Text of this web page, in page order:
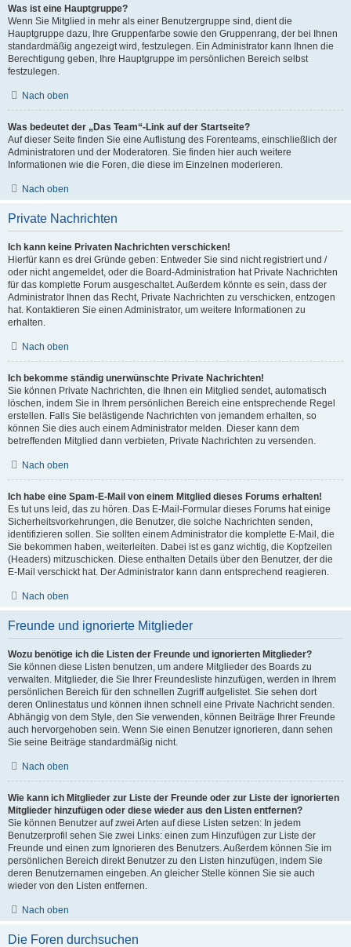
Was ist eine Hauptgruppe?
Wenn Sie Mitglied in mehr als einer Benutzergruppe sind, dient die
Hauptgruppe dazu, Ihre Gruppenfarbe sowie den Gruppenrang, der bei Ihnen
standardmäßig angezeigt wird, festzulegen. Ein Administrator kann Ihnen die
Berechtigung geben, Ihre Hauptgruppe im persönlichen Bereich selbst
festzulegen.
Nach oben
Was bedeutet der „Das Team“-Link auf der Startseite?
Auf dieser Seite finden Sie eine Auflistung des Forenteams, einschließlich der
Administratoren und der Moderatoren. Sie finden hier auch weitere
Informationen wie die Foren, die diese im Einzelnen moderieren.
Nach oben
Private Nachrichten
Ich kann keine Privaten Nachrichten verschicken!
Hierfür kann es drei Gründe geben: Entweder Sie sind nicht registriert und /
oder nicht angemeldet, oder die Board-Administration hat Private Nachrichten
für das komplette Forum ausgeschaltet. Außerdem könnte es sein, dass der
Administrator Ihnen das Recht, Private Nachrichten zu verschicken, entzogen
hat. Kontaktieren Sie einen Administrator, um weitere Informationen zu
erhalten.
Nach oben
Ich bekomme ständig unerwünschte Private Nachrichten!
Sie können Private Nachrichten, die Ihnen ein Mitglied sendet, automatisch
löschen, indem Sie in Ihrem persönlichen Bereich eine entsprechende Regel
erstellen. Falls Sie belästigende Nachrichten von jemandem erhalten, so
können Sie dies auch einem Administrator melden. Dieser kann dem
betreffenden Mitglied dann verbieten, Private Nachrichten zu versenden.
Nach oben
Ich habe eine Spam-E-Mail von einem Mitglied dieses Forums erhalten!
Es tut uns leid, das zu hören. Das E-Mail-Formular dieses Forums hat einige
Sicherheitsvorkehrungen, die Benutzer, die solche Nachrichten senden,
identifizieren sollen. Sie sollten einem Administrator die komplette E-Mail, die
Sie bekommen haben, weiterleiten. Dabei ist es ganz wichtig, die Kopfzeilen
(Headers) mitzuschicken. Diese enthalten Details über den Benutzer, der die
E-Mail verschickt hat. Der Administrator kann dann entsprechend reagieren.
Nach oben
Freunde und ignorierte Mitglieder
Wozu benötige ich die Listen der Freunde und ignorierten Mitglieder?
Sie können diese Listen benutzen, um andere Mitglieder des Boards zu
verwalten. Mitglieder, die Sie Ihrer Freundesliste hinzufügen, werden in Ihrem
persönlichen Bereich für den schnellen Zugriff aufgelistet. Sie sehen dort
deren Onlinestatus und können ihnen schnell eine Private Nachricht senden.
Abhängig von dem Style, den Sie verwenden, können Beiträge Ihrer Freunde
auch hervorgehoben sein. Wenn Sie einen Benutzer ignorieren, dann sehen
Sie seine Beiträge standardmäßig nicht.
Nach oben
Wie kann ich Mitglieder zur Liste der Freunde oder zur Liste der ignorierten
Mitglieder hinzufügen oder diese wieder aus den Listen entfernen?
Sie können Benutzer auf zwei Arten auf diese Listen setzen: In jedem
Benutzerprofil sehen Sie zwei Links: einen zum Hinzufügen zur Liste der
Freunde und einen zum Ignorieren des Benutzers. Außerdem können Sie im
persönlichen Bereich direkt Benutzer zu den Listen hinzufügen, indem Sie
deren Benutzernamen eingeben. An gleicher Stelle können Sie sie auch
wieder von den Listen entfernen.
Nach oben
Die Foren durchsuchen